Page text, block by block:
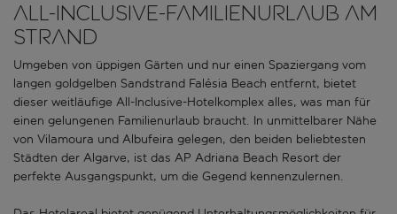
All-inclusive-Familienurlaub am
Strand
Umgeben von üppigen Gärten und nur einen Spaziergang vom
langen goldgelben Sandstrand Falésia Beach entfernt, bietet
dieser weitläufige All-Inclusive-Hotelkomplex alles, was man für
einen gelungenen Familienurlaub braucht. In unmittelbarer Nähe
von Vilamoura und Albufeira gelegen, den beiden beliebtesten
Städten der Algarve, ist das AP Adriana Beach Resort der
perfekte Ausgangspunkt, um die Gegend kennenzulernen.